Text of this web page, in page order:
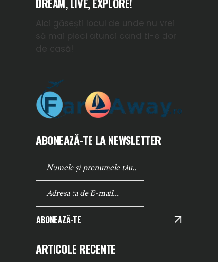
DREAM, LIVE, EXPLORE!
Aici găsești locul de unde nu vrei
să mai pleci atunci cand ti-e dor
de casă!
ABONEAZĂ-TE LA NEWSLETTER
ABONEAZĂ-TE
ARTICOLE RECENTE